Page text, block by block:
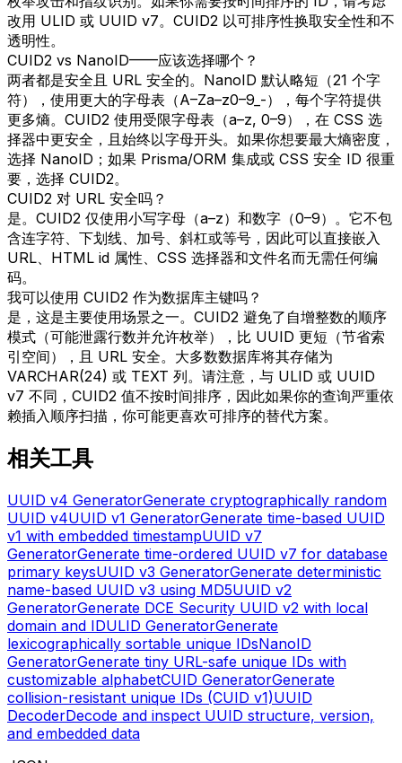
改用 ULID 或 UUID v7。CUID2 以可排序性换取安全性和不
透明性。
CUID2 vs NanoID——应该选择哪个？
两者都是安全且 URL 安全的。NanoID 默认略短（21 个字
符），使用更大的字母表（A–Za–z0–9_-），每个字符提供
更多熵。CUID2 使用受限字母表（a–z, 0–9），在 CSS 选
择器中更安全，且始终以字母开头。如果你想要最大熵密度，
选择 NanoID；如果 Prisma/ORM 集成或 CSS 安全 ID 很重
要，选择 CUID2。
CUID2 对 URL 安全吗？
是。CUID2 仅使用小写字母（a–z）和数字（0–9）。它不包
含连字符、下划线、加号、斜杠或等号，因此可以直接嵌入
URL、HTML id 属性、CSS 选择器和文件名而无需任何编
码。
我可以使用 CUID2 作为数据库主键吗？
是，这是主要使用场景之一。CUID2 避免了自增整数的顺序
模式（可能泄露行数并允许枚举），比 UUID 更短（节省索
引空间），且 URL 安全。大多数数据库将其存储为
VARCHAR(24) 或 TEXT 列。请注意，与 ULID 或 UUID
v7 不同，CUID2 值不按时间排序，因此如果你的查询严重依
赖插入顺序扫描，你可能更喜欢可排序的替代方案。
相关工具
UUID v4 GeneratorGenerate cryptographically random
UUID v4UUID v1 GeneratorGenerate time-based UUID
v1 with embedded timestampUUID v7
GeneratorGenerate time-ordered UUID v7 for database
primary keysUUID v3 GeneratorGenerate deterministic
name-based UUID v3 using MD5UUID v2
GeneratorGenerate DCE Security UUID v2 with local
domain and IDULID GeneratorGenerate
lexicographically sortable unique IDsNanoID
GeneratorGenerate tiny URL-safe unique IDs with
customizable alphabetCUID GeneratorGenerate
collision-resistant unique IDs (CUID v1)UUID
DecoderDecode and inspect UUID structure, version,
and embedded data